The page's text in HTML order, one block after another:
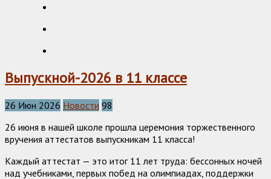
Выпускной-2026 в 11 классе
26 Июн 2026 Новости 98
26 июня в нашей школе прошла церемония торжественного
вручения аттестатов выпускникам 11 класса!
Каждый аттестат — это итог 11 лет труда: бессонных ночей
над учебниками, первых побед на олимпиадах, поддержки